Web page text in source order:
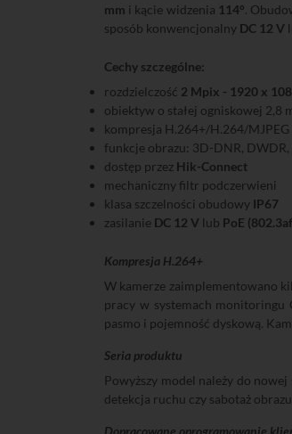
mm i kącie widzenia 114°.
sposób konwencjonalny DC 12 V
Cechy szczególne:
rozdzielczość 2 Mpix - 1920 x
obiektyw o stałej ogniskowej 2,8
kompresja H.264+/H.264/MJPEG
funkcje obrazu: 3D-DNR, DWDR,
dostęp przez Hik-Connect
mechaniczny filtr podczerwieni
klasa szczelności obudowy IP67
zasilanie DC 12 V lub PoE
Kompresja H.264+
W kamerze zaimplementowano
pracy w systemach monitoringu
pasmo i pojemność dyskową.
Seria produktu
Powyższy model należy do
detekcja ruchu czy sabotaż
Dopracowane oprogramowanie